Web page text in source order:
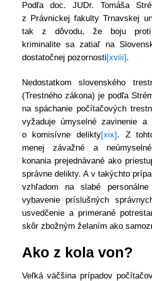
Podľa doc. JUDr. Tomáša
z Právnickej fakulty Trnavskej
tak z dôvodu, že boju proti
kriminalite sa zatiaľ na
dostatočnej pozornosti[xviii].
Nedostatkom slovenského
(Trestného zákona) je podľa
na spáchanie počítačových
vyžaduje úmyselné zavinenie a
o komisívne delikty[xix]. Z
menej závažné a
konania prejednávané ako
správne delikty. A v takýchto
vzhľadom na slabé
vybavenie príslušných
usvedčenie a primerané
skôr zbožným želaním ako
Ako z kola von?
Veľká väčšina prípadov